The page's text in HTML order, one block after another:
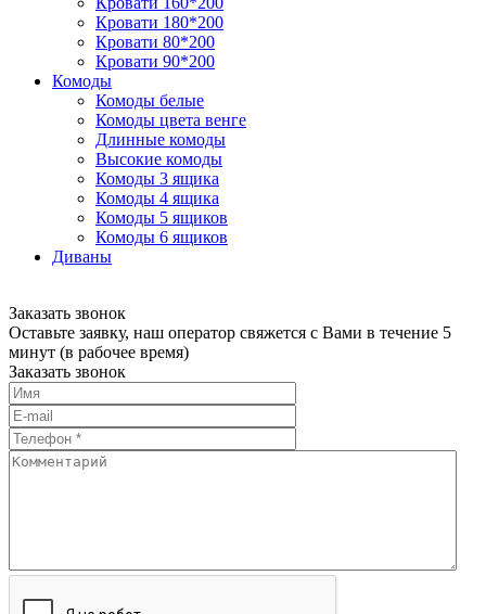
Кровати 180*200
Кровати 80*200
Кровати 90*200
Комоды
Комоды белые
Комоды цвета венге
Длинные комоды
Высокие комоды
Комоды 3 ящика
Комоды 4 ящика
Комоды 5 ящиков
Комоды 6 ящиков
Диваны
Заказать звонок
Оставьте заявку, наш оператор свяжется с Вами в течение 5
минут (в рабочее время)
Заказать звонок